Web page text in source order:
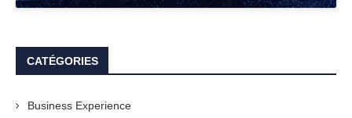
CATÉGORIES
Business Experience